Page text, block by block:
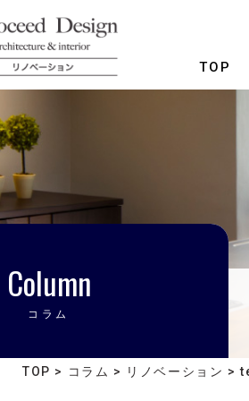
TOP
Column
コラム
TOP > コラム > リノベーション >